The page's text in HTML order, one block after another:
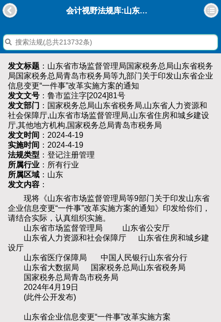
会计视野法规库:山东省市场监督管理局国家税务总局山东省税务局国家税务总局青岛市税务局等九部门关于印发山东省企业信息变更“一件事”改革实施方案的通知
发文标题 ：山东省市场监督管理局国家税务总局山东省税务
局国家税务总局青岛市税务局等九部门关于印发山东省企业
信息变更“一件事”改革实施方案的通知
发文文号 ：鲁市监注字[2024]81号
发文部门 ：国家税务总局山东省税务局,山东省人力资源和
社会保障厅,山东省市场监督管理局,山东省住房和城乡建设
厅,其他地方机构,国家税务总局青岛市税务局
发文时间 ：2024-4-19
实施时间 ：2024-4-19
法规类型 ：登记注册管理
所属行业 ：所有行业
所属区域 ：山东
发文内容 ：
现将《山东省市场监督管理局等9部门关于印发山东省
企业信息变更“一件事”改革实施方案的通知》印发给你们，
请结合实际，认真组织实施。
山东省市场监督管理局 山东省公安厅
山东省人力资源和社会保障厅 山东省住房和城乡建
设厅
山东省医疗保障局 中国人民银行山东省分行
山东省大数据局 国家税务总局山东省税务局
国家税务总局青岛市税务局
2024年4月19日
(此件公开发布)
山东省企业信息变更“一件事”改革实施方案